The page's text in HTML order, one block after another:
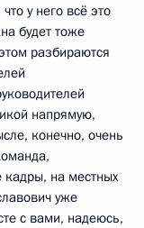
у него всё это
будет тоже
разбираются
напрямую,
конечно, очень
на местных
уже
с вами, надеюсь,